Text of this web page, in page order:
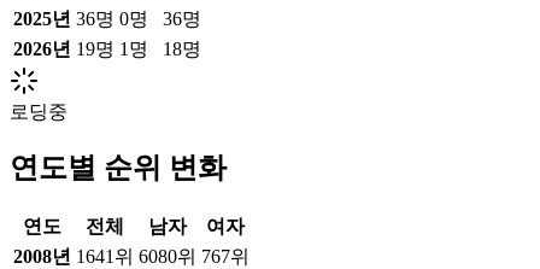
2025년 36명 0명 36명
2026년 19명 1 명 18명
로딩중
연도별 순위 변화
연도 전체 남자
여자
2008년 1641위 6080위 767위